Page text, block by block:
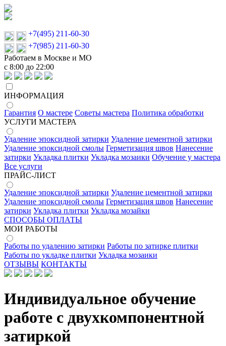
+7(495) 211-60-30
+7(985) 211-60-30
Работаем в Москве и МО
с 8:00 до 22:00
ИНФОРМАЦИЯ
Гарантия О мастере Советы мастера Политика обработки
УСЛУГИ МАСТЕРА
Удаление эпоксидной затирки Удаление цементной затирки
Удаление эпоксидной смолы Герметизация швов Нанесение
затирки Укладка плитки Укладка мозаики Обучение у мастера
Все услуги
ПРАЙС-ЛИСТ
Удаление эпоксидной затирки Удаление цементной затирки
Удаление эпоксидной смолы Герметизация швов Нанесение
затирки Укладка плитки Укладка мозайки
СПОСОБЫ ОПЛАТЫ
МОИ РАБОТЫ
Работы по удалению затирки Работы по затирке плитки
Работы по укладке плитки Укладка мозаики
ОТЗЫВЫ КОНТАКТЫ
Индивидуальное обучение
работе с двухкомпонентной
затиркой